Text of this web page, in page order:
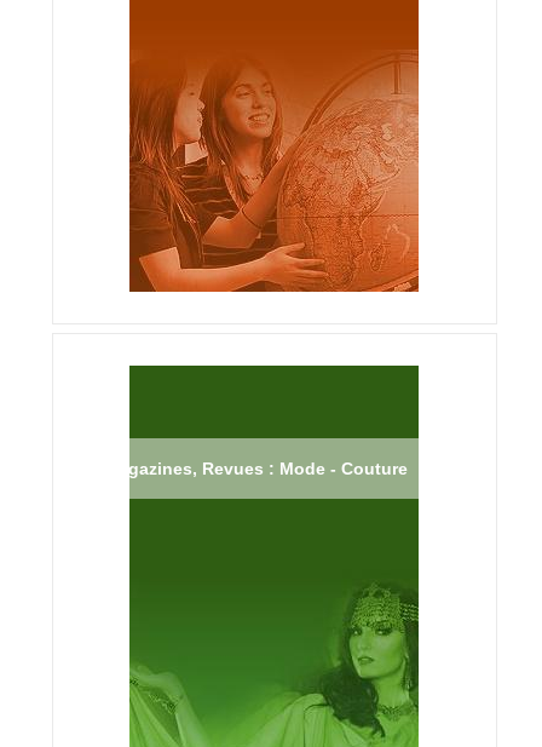
Magazines, Revues : Mode - Couture